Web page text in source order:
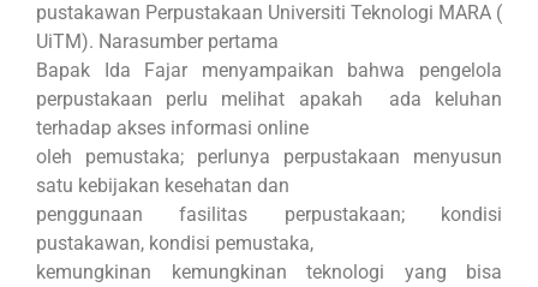
pustakawan Perpustakaan Universiti Teknologi MARA (
UiTM). Narasumber pertama
Bapak Ida Fajar menyampaikan bahwa pengelola
perpustakaan perlu melihat apakah
ada keluhan
terhadap akses informasi online
oleh pemustaka; perlunya perpustakaan menyusun
satu kebijakan kesehatan dan
penggunaan fasilitas perpustakaan; kondisi
pustakawan, kondisi pemustaka,
kemungkinan kemungkinan teknologi yang bisa